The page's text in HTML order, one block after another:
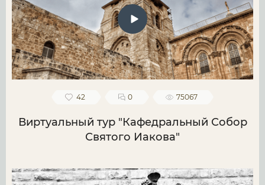
42 0 75067
Виртуальный тур "Кафедральный Собор
Святого Иакова"